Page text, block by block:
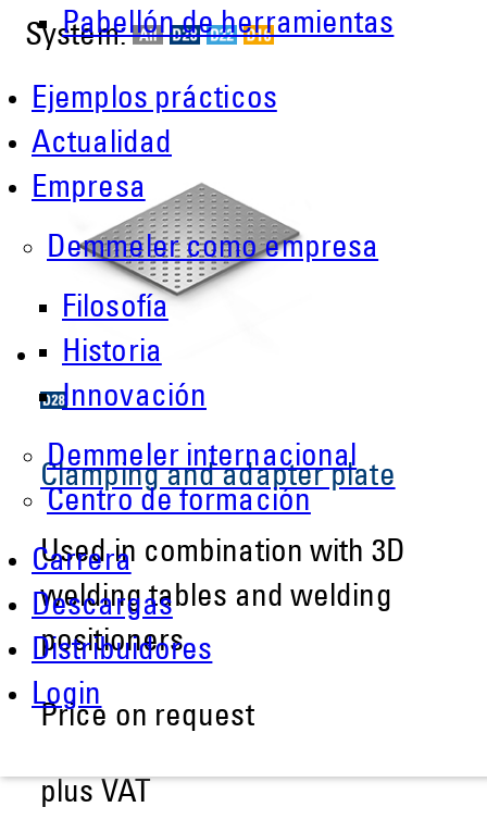
Pabellón de herramientas
Ejemplos prácticos
Actualidad
Empresa
Demmeler como empresa
Filosofía
Historia
Innovación
Demmeler internacional
Centro de formación
Carrera
Descargas
Distribuidores
Login
System:
Clamping and adapter plate
Used in combination with 3D
welding tables and welding
positioners
Price on request
plus VAT